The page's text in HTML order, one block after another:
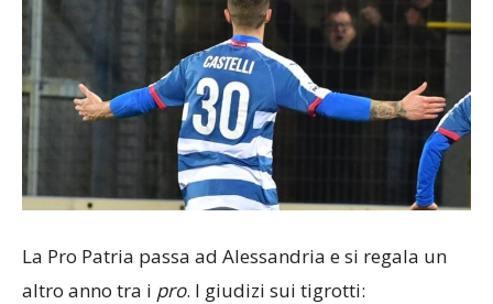
La Pro Patria passa ad Alessandria e si regala un
altro anno tra i pro. I giudizi sui tigrotti: